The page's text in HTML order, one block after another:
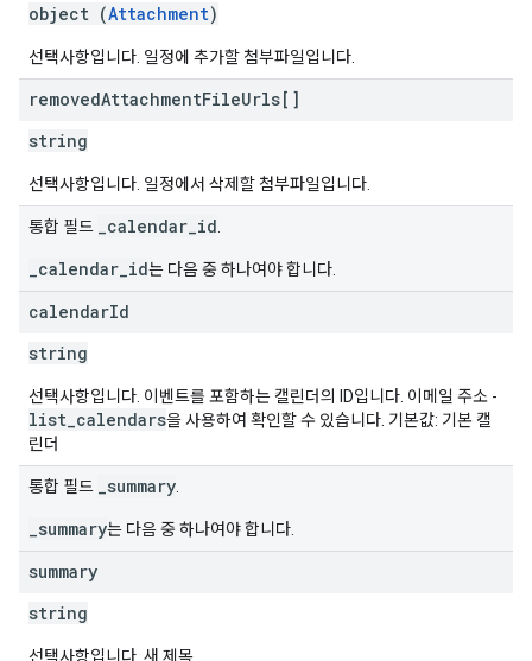
object (Attachment)
선택사항입니다. 일정에 추가할 첨부파일입니다.
removedAttachmentFileUrls[]
string
선택사항입니다. 일정에서 삭제할 첨부파일입니다.
통합 필드 _calendar_id
_calendar_id는 다음 중 하나여야 합니다.
calendarId
string
선택사항입니다. 이벤트를 포함하는 캘린더의 ID입니다. 이메일 주소 -
list_calendars을 사용하여 확인할 수 있습니다. 기본값: 기본 캘
린더
통합 필드 _summary
_summary는 다음 중 하나여야 합니다.
summary
string
선택사항입니다. 새 제목